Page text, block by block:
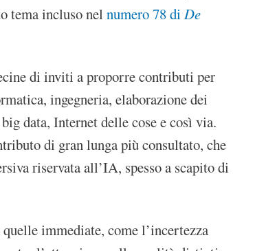
tema incluso nel numero 78 di De
di inviti a proporre contributi per
ingegneria, elaborazione dei
data, Internet delle cose e così via.
di gran lunga più consultato, che
riservata all’IA, spesso a scapito di
immediate, come l’incertezza